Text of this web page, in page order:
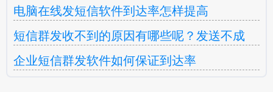
电脑在线发短信软件到达率怎样提高
短信群发收不到的原因有哪些呢？发送不成
企业短信群发软件如何保证到达率